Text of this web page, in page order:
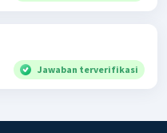
Jawaban terverifikasi